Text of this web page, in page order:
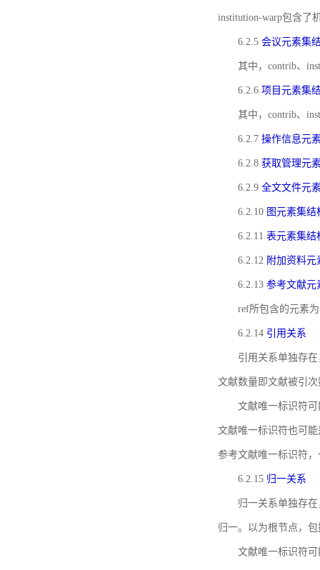
institution-warp包含了
6.2.5 会议元素集
其中，contrib、
6.2.6 项目元素集
其中，contrib、
6.2.7 操作信息元
6.2.8 获取管理元
6.2.9 全文文件元
6.2.10 图元素集结
6.2.11 表元素集结
6.2.12 附加资料元
6.2.13 参考文献元
ref所包含的元素
6.2.14 引用关系
引用关系单独存
文献数量即文献被引
文献唯一标识符
文献唯一标识符也可
参考文献唯一标识符
6.2.15 归一关系
归一关系单独存
归一。以为根节点，
文献唯一标识符